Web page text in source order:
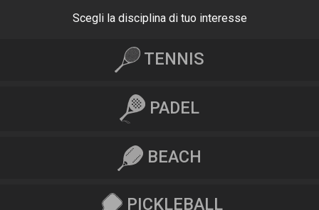
Scegli la disciplina di tuo interesse
TENNIS
PADEL
BEACH
PICKLEBALL